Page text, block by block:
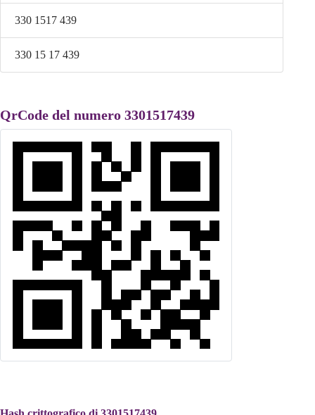
330 1517 439
330 15 17 439
QrCode del numero 3301517439